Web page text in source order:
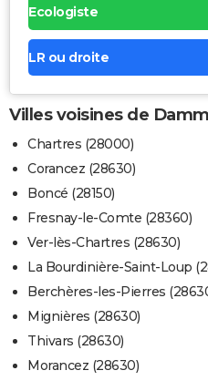
Ecologiste
LR ou droite
Villes voisines de
Chartres (28000)
Corancez (28630)
Boncé (28150)
Fresnay-le-Comte (28360)
Ver-lès-Chartres (28630)
La Bourdinière-Saint-Loup
Berchères-les-Pierres
Mignières (28630)
Thivars (28630)
Morancez (28630)